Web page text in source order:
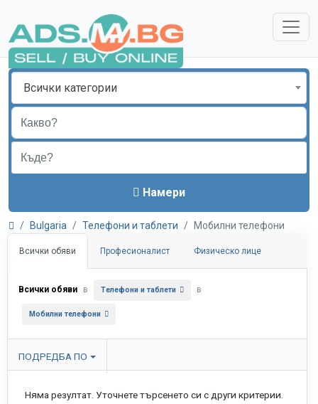
Всички категории
Намери
Bulgaria Телефони и таблети Мобилни телефони
Всички обяви Професионалист Физическо лице
Всички обяви в Телефони и таблети в
Мобилни телефони
ПОДРЕДБА ПО
Няма резултат. Уточнете търсенето си с други критерии.